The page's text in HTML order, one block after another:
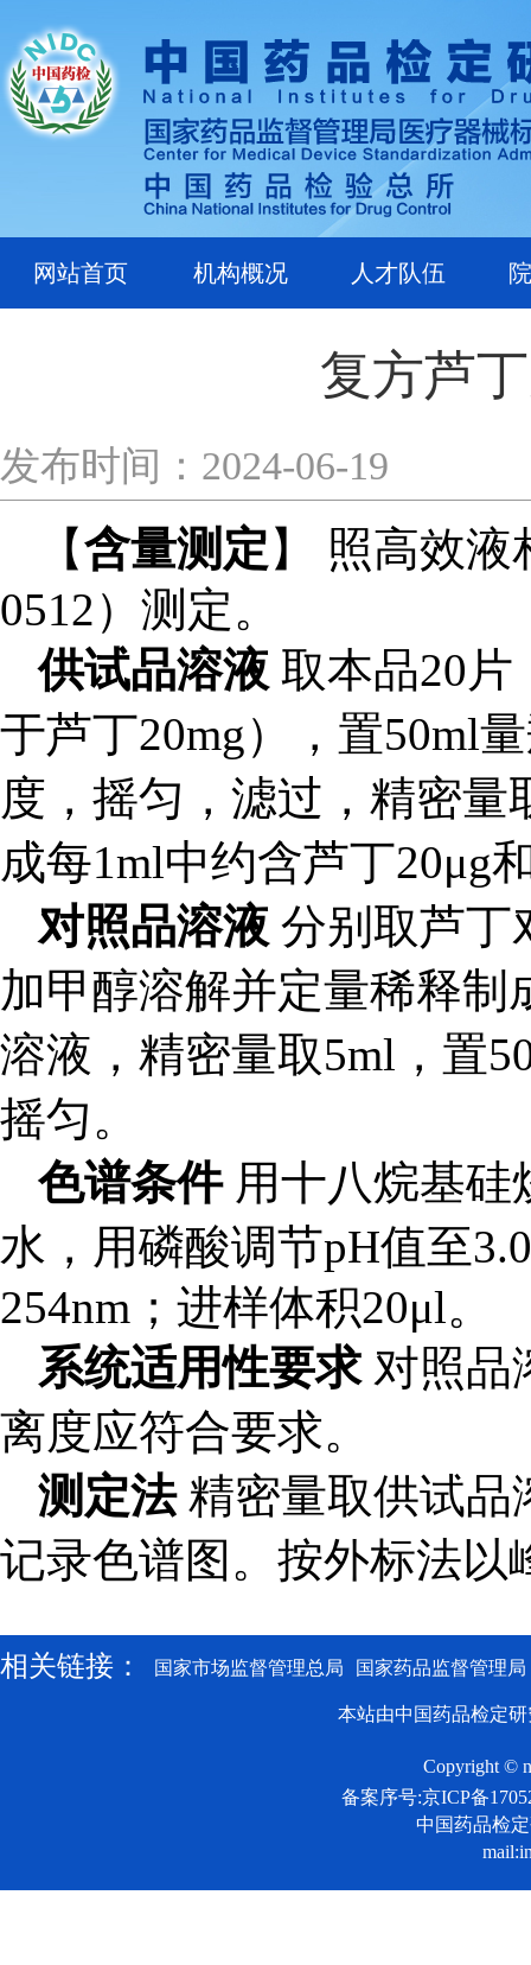
网站首页 机构概况 人才队伍
复方芦
发布时间：2024-06-19
【含量测定 】
照高效液
0512）测定。
供试品溶液 取本品20
于芦丁20mg），置50ml
度，摇匀，滤过，精密量
成每1ml中约含芦丁20μg
对照品溶液 分别取芦丁
加甲醇溶解并定量稀释制
溶液，精密量取5ml，置
摇匀。
色谱条件 用十八烷基
水，用磷酸调节pH值至
254nm；进样体积20μl。
系统适用性要求对照品
离度应符合要求。
测定法精密量取供试品
记录色谱图。按外标法以
相关链接： 国家市场监督管理总局 国家药品监督管理局
本站由中国药品检定
Copyright ©
备案序号:京ICP备
中国药品检